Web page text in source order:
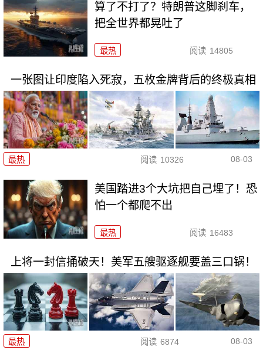
算了不打了？特朗普这脚刹车，
把全世界都晃吐了
最热 阅读 14805
一张图让印度陷入死寂，五枚金牌背后的终极真相
最热 阅读 10326 08-03
美国踏进3个大坑把自己埋了！恐
怕一个都爬不出
最热 阅读 16483
上将一封信捅破天！美军五艘驱逐舰要盖三口锅！
最热 阅读 6874 08-03